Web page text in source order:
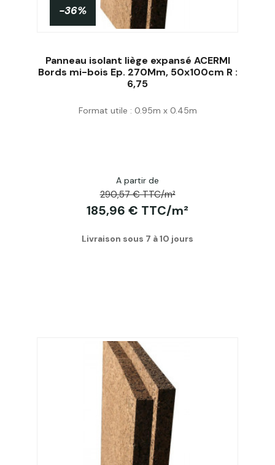
-36%
Panneau isolant liège expansé ACERMI
Bords mi-bois Ep. 270Mm, 50x100cm R :
6,75
Format utile : 0.95m x 0.45m
A partir de
290,57 € TTC/m²
185,96 € TTC/m²
Livraison sous 7 à 10 jours